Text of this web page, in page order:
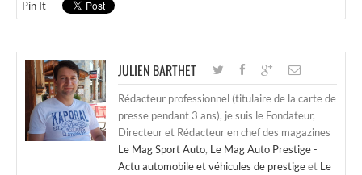
Pin It
JULIEN BARTHET
Rédacteur professionnel (titulaire de la carte de
presse pendant 3 ans), je suis le Fondateur,
Directeur et Rédacteur en chef des magazines
Le Mag Sport Auto, Le Mag Auto Prestige -
Actu automobile et véhicules de prestigeet Le